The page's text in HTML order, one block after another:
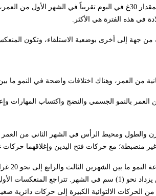
جهة إلى أخرى بوضعية الاستلقاء، وتكون
من العمر، وهناك اختلافات واضحة في النمو ما
العمر بالنمو الجسمي والنضج واكتساب المهارات
والطول ومحيط الرأس في الشهر الثاني من
مع حركات فتح اليدين وإغلاقهما حركات
فيزداد بمقدار (2) سم في الشهر، ومحيط الرأس يزداد نحو (1)
من الحركات الالتوائية الكبيرة إلى حركات